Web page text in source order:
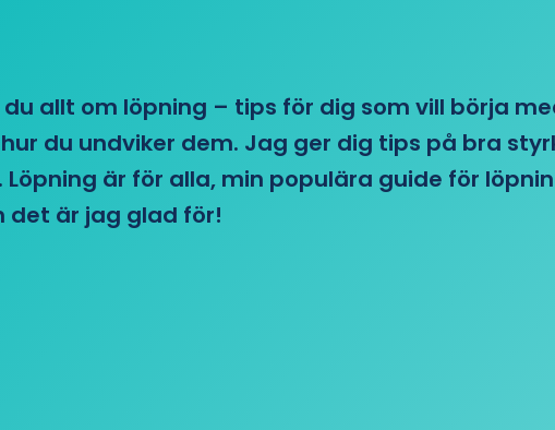
allt om löpning – tips för dig som vill börja
du undviker dem. Jag ger dig tips på bra
är för alla, min populära guide för
det är jag glad för!